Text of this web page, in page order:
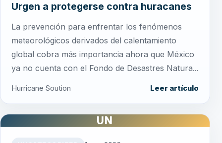
Urgen a protegerse contra huracanes
La prevención para enfrentar los fenómenos
meteorológicos derivados del calentamiento
global cobra más importancia ahora que México
ya no cuenta con el Fondo de Desastres Natura...
Hurricane Soution Leer artículo
UN